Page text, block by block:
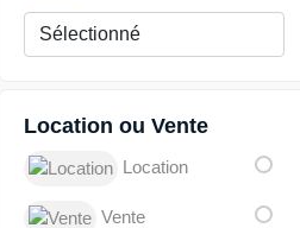
Location ou Vente
Location
Vente